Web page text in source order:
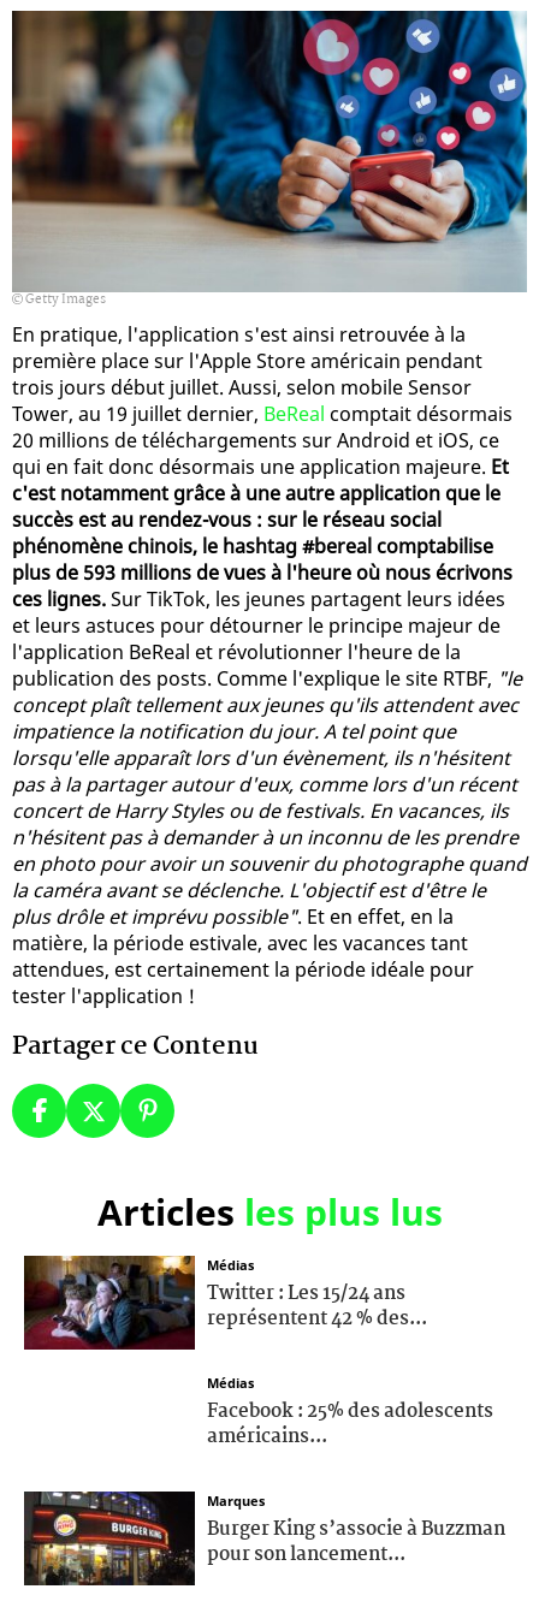
Getty Images
En pratique, l'application s'est ainsi retrouvée à la
première place sur l'Apple Store américain pendant
trois jours début juillet. Aussi, selon mobile Sensor
Tower, au 19 juillet dernier, BeReal comptait désormais
20 millions de téléchargements sur Android et iOS, ce
qui en fait donc désormais une application majeure. Et
c'est notamment grâce à une autre application que le
succès est au rendez-vous : sur le réseau social
phénomène chinois, le hashtag #bereal comptabilise
plus de 593 millions de vues à l'heure où nous écrivons
ces lignes.Sur TikTok, les jeunes partagent leurs idées
et leurs astuces pour détourner le principe majeur de
l'application BeReal et révolutionner l'heure de la
publication des posts. Comme l'explique le site RTBF, "le
concept plaît tellement aux jeunes qu'ils attendent avec
impatience la notification du jour. A tel point que
lorsqu'elle apparaît lors d'un évènement, ils n'hésitent
pas à la partager autour d'eux, comme lors d'un récent
concert de Harry Styles ou de festivals. En vacances, ils
n'hésitent pas à demander à un inconnu de les prendre
en photo pour avoir un souvenir du photographe quand
la caméra avant se déclenche. L'objectif est d'être le
plus drôle et imprévu possible". Et en effet, en la
matière, la période estivale, avec les vacances tant
attendues, est certainement la période idéale pour
tester l'application !
Partager ce Contenu
Articles les plus lus
Médias
Twitter : Les 15/24 ans
représentent 42 % des...
Médias
Facebook : 25% des adolescents
américains...
Marques
Burger King s’associe à Buzzman
pour son lancement...